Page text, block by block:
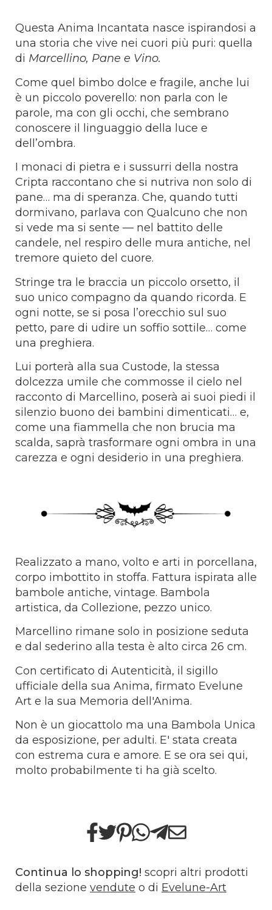
Questa Anima Incantata nasce ispirandosi a
una storia che vive nei cuori più puri: quella
di Marcellino, Pane e Vino.
Come quel bimbo dolce e fragile, anche lui
è un piccolo poverello: non parla con le
parole, ma con gli occhi, che sembrano
conoscere il linguaggio della luce e
dell’ombra.
I monaci di pietra e i sussurri della nostra
Cripta raccontano che si nutriva non solo di
pane… ma di speranza. Che, quando tutti
dormivano, parlava con Qualcuno che non
si vede ma si sente — nel battito delle
candele, nel respiro delle mura antiche, nel
tremore quieto del cuore.
Stringe tra le braccia un piccolo orsetto, il
suo unico compagno da quando ricorda. E
ogni notte, se si posa l’orecchio sul suo
petto, pare di udire un soffio sottile… come
una preghiera.
Lui porterà alla sua Custode, la stessa
dolcezza umile che commosse il cielo nel
racconto di Marcellino, poserà ai suoi piedi il
silenzio buono dei bambini dimenticati… e,
come una fiammella che non brucia ma
scalda, saprà trasformare ogni ombra in una
carezza e ogni desiderio in una preghiera.
Realizzato a mano, volto e arti in porcellana,
corpo imbottito in stoffa. Fattura ispirata alle
bambole antiche, vintage. Bambola
artistica, da Collezione, pezzo unico.
Marcellino rimane solo in posizione seduta
e dal sederino alla testa è alto circa 26 cm.
Con certificato di Autenticità, il sigillo
ufficiale della sua Anima, firmato Evelune
Art e la sua Memoria dell'Anima.
Non è un giocattolo ma una Bambola Unica
da esposizione, per adulti. E' stata creata
con estrema cura e amore. E se ora sei qui,
molto probabilmente ti ha già scelto.
Continua lo shopping! scopri altri prodotti
della sezione vendute o di Evelune-Art